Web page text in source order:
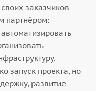
заказчиков
партнёром:
запуск проекта, но
развитие